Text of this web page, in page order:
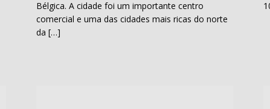
Bélgica. A cidade foi um importante centro
comercial e uma das cidades mais ricas do norte
da […]